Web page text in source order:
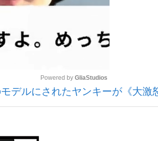
いまさら聞けない資
Mute
Powered by GliaStudios
デルにされたヤンキーが《大激